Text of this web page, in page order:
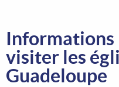
Informations
visiter les
Guadeloupe